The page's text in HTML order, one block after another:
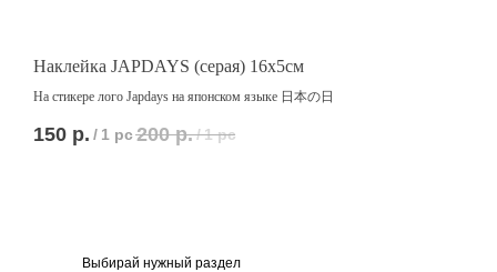
Наклейка JAPDAYS (серая) 16x5см
На стикере лого Japdays на японском языке 日本の日
150 р. / 1 pc200 р./1 pc
Выбирай нужный раздел